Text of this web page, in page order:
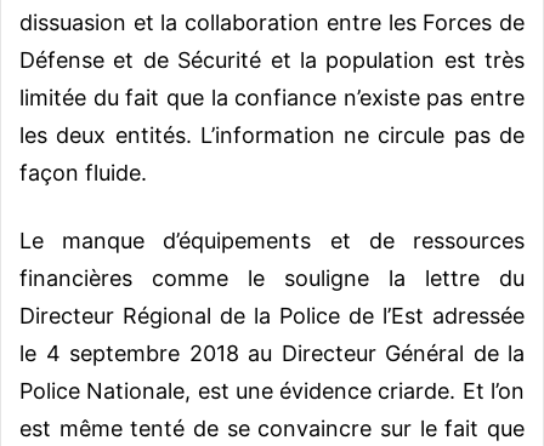
dissuasion et la collaboration entre les Forces de
Défense et de Sécurité et la population est très
limitée du fait que la confiance n’existe pas entre
les deux entités. L’information ne circule pas de
façon fluide.
Le manque d’équipements et de ressources
financières comme le souligne la lettre du
Directeur Régional de la Police de l’Est adressée
le 4 septembre 2018 au Directeur Général de la
Police Nationale, est une évidence criarde. Et l’on
est même tenté de se convaincre sur le fait que